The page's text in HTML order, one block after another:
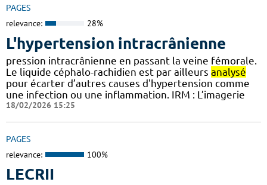
PAGES
relevance: 28%
L'hypertension intracrânienne
pression intracrânienne en passant la veine fémorale.
Le liquide céphalo-rachidien est par ailleurs analysé
pour écarter d’autres causes d'hypertension comme
une infection ou une inflammation. IRM : L’imagerie
18/02/2026 15:25
PAGES
relevance: 100%
LECRII